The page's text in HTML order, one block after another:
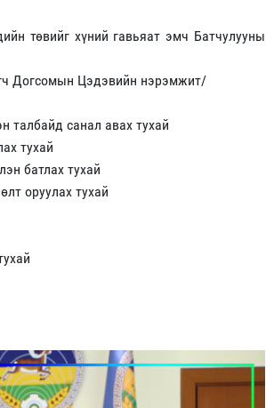
төвийг хүний гавьяат эмч Батчулууны
Догсомын Цэдэвийн нэрэмжит/
талбайд санал авах тухай
тухай
батлах тухай
оруулах тухай